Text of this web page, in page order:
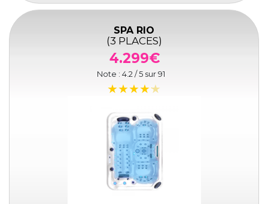
SPA RIO
(3 PLACES)
4.299€
Note : 4.2 / 5 sur91